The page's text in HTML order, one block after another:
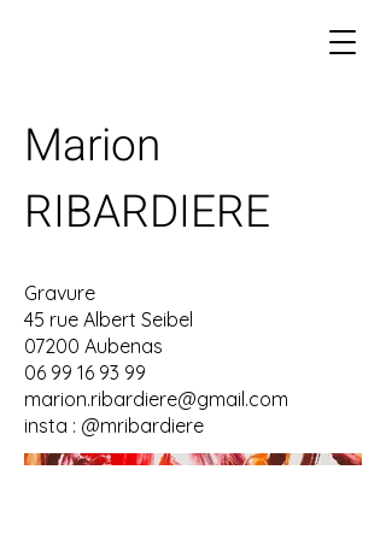
Marion
RIBARDIERE
Gravure
45 rue Albert Seibel
07200 Aubenas
06 99 16 93 99
marion.ribardiere@gmail.com
insta : @mribardiere